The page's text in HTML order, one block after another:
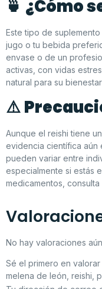
🍵 ¿Cómo
Este tipo de
jugo o tu bebida
envase o de un
activas, con vidas
natural para su
⚠️
Aunque el reishi tiene
evidencia científica aún
pueden variar entre
especialmente si estás
medicamentos,
No hay valoraciones
Sé el primero en
melena de león, reishi,